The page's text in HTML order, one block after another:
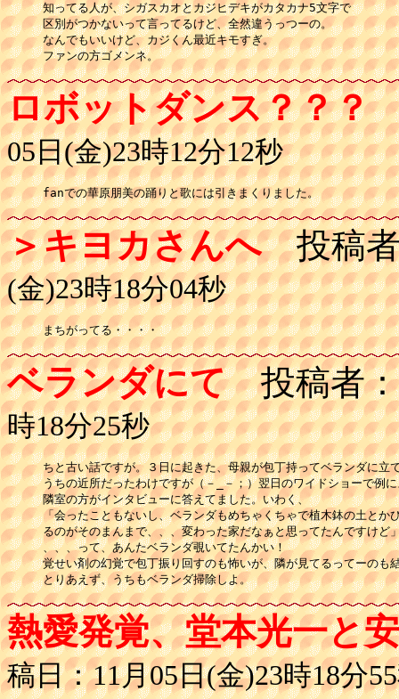
知ってる人が、シガスカオとカジヒデキがカタカナ5文字で
区別がつかないって言ってるけど、全然違うっつーの。
なんでもいいけど、カジくん最近キモすぎ。
ファンの方ゴメンネ。
ロボットダンス？？？
05日(金)23時12分12秒
fanでの華原朋美の踊りと歌には引きまくりました。
＞キヨカさんへ投稿
(金)23時18分04秒
まちがってる・・・・
ベランダにて投稿者：
時18分25秒
ちと古い話ですが。３日に起きた、母親が包丁持ってベランダに立
うちの近所だったわけですが（－_－；）翌日のワイドショーで例
隣室の方がインタビューに答えてました。いわく、
「会ったこともないし、ベランダもめちゃくちゃで植木鉢の土とか
るのがそのまんまで、、、変わった家だなぁと思ってたんですけど
、、、って、あんたベランダ覗いてたんかい！
覚せい剤の幻覚で包丁振り回すのも怖いが、隣が見てるってーのも
とりあえず、うちもベランダ掃除しよ。
熱愛発覚、堂本光一と
稿日：11月05日(金)23時18分